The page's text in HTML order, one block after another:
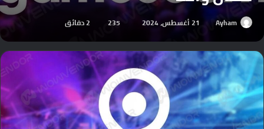
Ayham 21 أغسطس، 2024 235